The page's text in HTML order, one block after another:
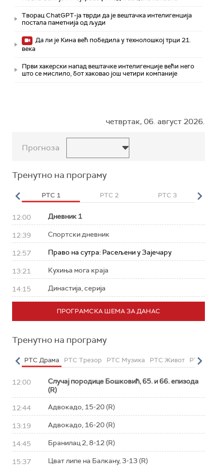
Творац ChatGPT-ја тврди да је вештачка интелигенција
постала паметнија од људи
Да ли је Кина већ победила у технолошкој трци 21.
века
Први хакерски напад вештачке интелигенције већи него
што се мислило, бот хаковао још четири компаније
четвртак, 06. август 2026.
Прогноза
Тренутно на програму
РТС 1 РТС 2 РТС 3
12:00 Дневник 1
12:39 Спортски дневник
12:57 Право на сутра: Расељени у Зајечару
13:21 Кухиња мога краја
14:15 Династија, серија
ПРОГРАМСКА ШЕМА ЗА ДАНАС
Тренутно на програму
РТС Драма РТС Трезор РТС Музика РТС Живот РТС
12:00
Случај породице Бошковић, 65. и 66. епизода
(R)
12:44 Адвокадо, 15-20 (R)
13:19 Адвокадо, 16-20 (R)
14:45 Бранилац 2, 8-12 (R)
15:37 Цват липе на Балкану, 3-13 (R)